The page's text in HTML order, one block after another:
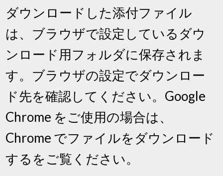
ダウンロードした添付ファイル
は、ブラウザで設定しているダウ
ンロード用フォルダに保存されま
す。ブラウザの設定でダウンロー
ド先を確認してください。Google
Chrome をご使用の場合は、
Chrome でファイルをダウンロード
するをご覧ください。